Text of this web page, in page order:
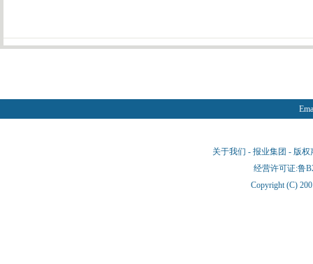
关于我们 - 报业集团 - 版权
经营许可证:鲁
Copyright (C)